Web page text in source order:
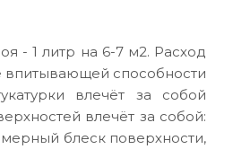
- 1 литр на 6-7 м2. Расход
впитывающей способности
влечёт за собой
влечёт за собой:
блеск поверхности,